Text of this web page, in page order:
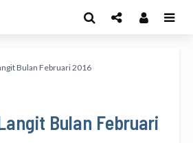
Bulan Februari 2016
Bulan Februari